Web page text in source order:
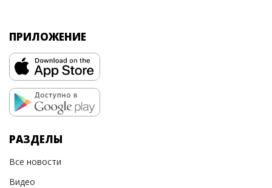
ПРИЛОЖЕНИЕ
РАЗДЕЛЫ
Все новости
Видео